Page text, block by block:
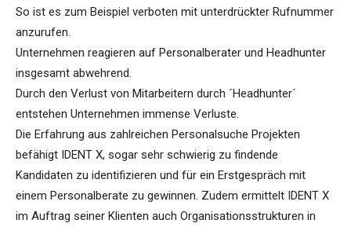
So ist es zum Beispiel verboten mit unterdrückter Rufnummer
anzurufen.
Unternehmen reagieren auf Personalberater und Headhunter
insgesamt abwehrend.
Durch den Verlust von Mitarbeitern durch ´Headhunter´
entstehen Unternehmen immense Verluste.
Die Erfahrung aus zahlreichen Personalsuche Projekten
befähigt IDENT X, sogar sehr schwierig zu findende
Kandidaten zu identifizieren und für ein Erstgespräch mit
einem Personalberate zu gewinnen. Zudem ermittelt IDENT X
im Auftrag seiner Klienten auch Organisationsstrukturen in